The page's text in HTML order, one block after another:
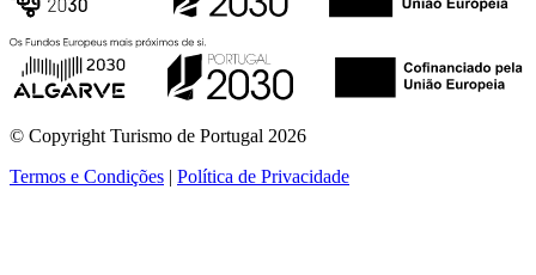
© Copyright Turismo de Portugal 2026
Termos e Condições | Política de Privacidade